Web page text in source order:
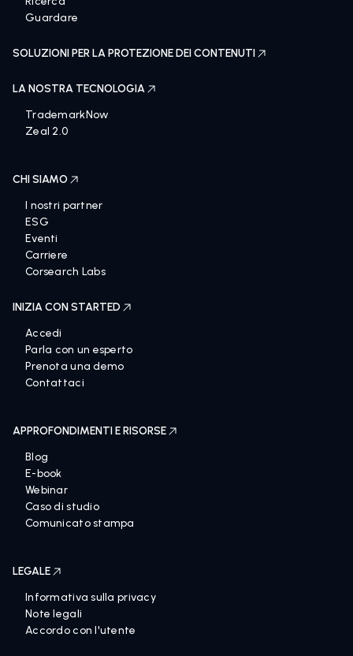
Guardare
SOLUZIONI PER LA PROTEZIONE DEI CONTENUTI
LA NOSTRA TECNOLOGIA
TrademarkNow
Zeal 2.0
CHI SIAMO
I nostri partner
ESG
Eventi
Carriere
Corsearch Labs
INIZIA CON STARTED
Accedi
Parla con un esperto
Prenota una demo
Contattaci
APPROFONDIMENTI E RISORSE
Blog
E-book
Webinar
Caso di studio
Comunicato stampa
LEGALE
Informativa sulla privacy
Note legali
Accordo con l'utente